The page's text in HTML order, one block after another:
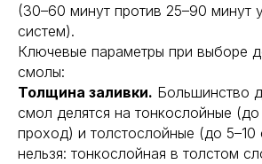
(30–60 минут против 25–90 минут
систем).
Ключевые параметры при выборе
смолы:
Толщина заливки. Большинство
смол делятся на тонкослойные
проход) и толстослойные (до
нельзя: тонкослойная в толстом